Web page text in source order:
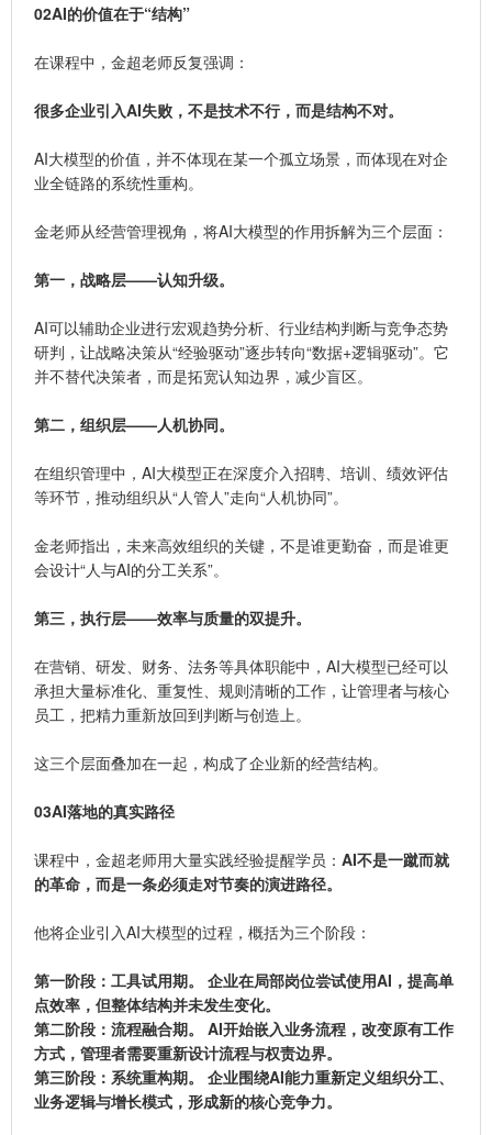
02AI的价值在于“结构”
在课程中，金超老师反复强调：
很多企业引入AI失败，不是技术不行，而是结构不对。
AI大模型的价值，并不体现在某一个孤立场景，而体现在对企
业全链路的系统性重构。
金老师从经营管理视角，将AI大模型的作用拆解为三个层面：
第一，战略层——认知升级。
AI可以辅助企业进行宏观趋势分析、行业结构判断与竞争态势
研判，让战略决策从“经验驱动”逐步转向“数据+逻辑驱动”。它
并不替代决策者，而是拓宽认知边界，减少盲区。
第二，组织层——人机协同。
在组织管理中，AI大模型正在深度介入招聘、培训、绩效评估
等环节，推动组织从“人管人”走向“人机协同”。
金老师指出，未来高效组织的关键，不是谁更勤奋，而是谁更
会设计“人与AI的分工关系”。
第三，执行层——效率与质量的双提升。
在营销、研发、财务、法务等具体职能中，AI大模型已经可以
承担大量标准化、重复性、规则清晰的工作，让管理者与核心
员工，把精力重新放回到判断与创造上。
这三个层面叠加在一起，构成了企业新的经营结构。
03AI落地的真实路径
课程中，金超老师用大量实践经验提醒学员： AI不是一蹴而就
的革命，而是一条必须走对节奏的演进路径。
他将企业引入AI大模型的过程，概括为三个阶段：
第一阶段：工具试用期。 企业在局部岗位尝试使用AI，提高单
点效率，但整体结构并未发生变化。
第二阶段：流程融合期。 AI开始嵌入业务流程，改变原有工作
方式，管理者需要重新设计流程与权责边界。
第三阶段：系统重构期。 企业围绕AI能力重新定义组织分工、
业务逻辑与增长模式，形成新的核心竞争力。